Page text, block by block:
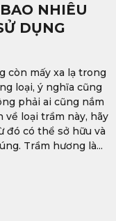
NHIÊU
DỤNG
còn mấy xa lạ trong
loại, ý nghĩa cũng
phải ai cũng nắm
loại trầm này, hãy
đó có thể sở hữu và
Trầm hương là...